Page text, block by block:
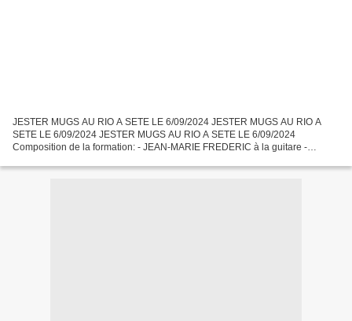
JESTER MUGS AU RIO A SETE LE 6/09/2024 JESTER MUGS AU RIO A
SETE LE 6/09/2024 JESTER MUGS AU RIO A SETE LE 6/09/2024
Composition de la formation: - JEAN-MARIE FREDERIC à la guitare -
MARIE...